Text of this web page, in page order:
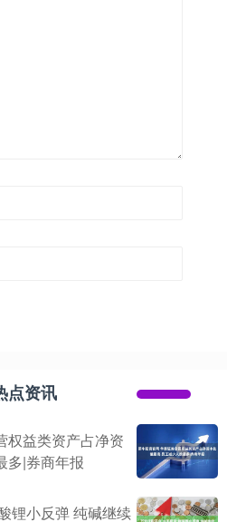
点资讯
权益类资产占净资
多|券商年报
锂小反弹 纯碱继续